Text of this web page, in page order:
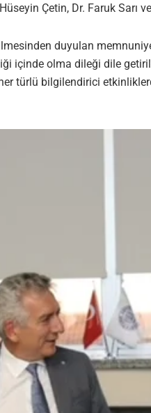
Çetin, Dr. Faruk Sarı
duyulan
içinde olma dileği dile
türlü bilgilendirici